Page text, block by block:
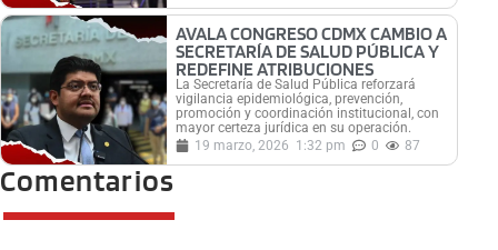
AVALA CONGRESO CDMX CAMBIO A
SECRETARÍA DE SALUD PÚBLICA Y
REDEFINE ATRIBUCIONES
La Secretaría de Salud Pública reforzará
vigilancia epidemiológica, prevención,
promoción y coordinación institucional, con
mayor certeza jurídica en su operación.
19 marzo, 2026 1:32 pm 0 87
Comentarios